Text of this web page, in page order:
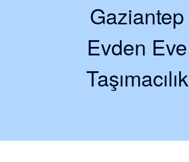
Gaziantep
Evden Eve
Taşımacılık